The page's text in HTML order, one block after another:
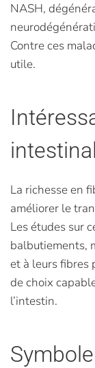
NASH,
Contre ces
utile.
La richesse en
améliorer le
Les études sur
balbutiements,
et à leurs fibres
de choix
l’intestin.